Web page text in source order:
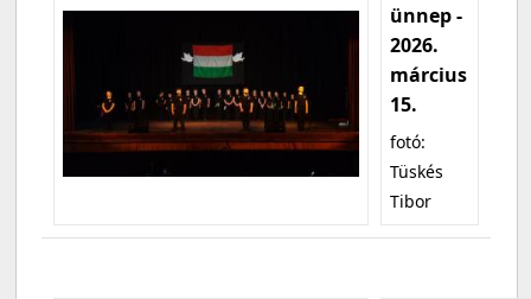
ünnep -
2026.
március
15.
fotó:
Tüskés
Tibor